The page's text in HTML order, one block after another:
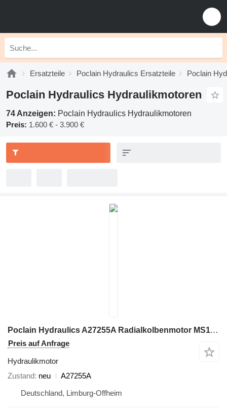
Ersatzteile Poclain Hydraulics Ersatzteile Poclain
Poclain Hydraulics Hydraulikmotoren
74 Anzeigen: Poclain Hydraulics Hydraulikmotoren
Preis: 1.600 € - 3.900 €
Poclain Hydraulics A27255A Radialkolbenmotor MS11-2-G21 Hydraulikmotor für Baumaschinen
Preis auf Anfrage
Hydraulikmotor
Zustand neu
A27255A
Deutschland, Limburg-Offheim